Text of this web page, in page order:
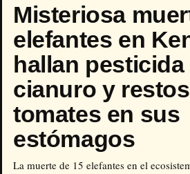
Misteriosa
elefantes en
hallan pesticida
cianuro y
tomates en sus
estómagos
La muerte de 15 elefantes en el